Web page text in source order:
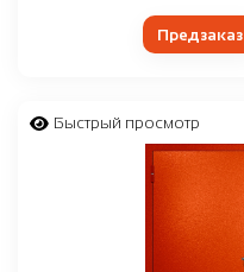
Предзаказ
Быстрый просмотр